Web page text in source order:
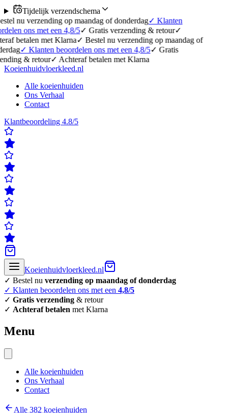
Tijdelijk verzendschema
op maandag of donderdag✓Klanten
een 4,8/5✓Gratis verzending & retour✓
met Klarna✓Bestel nu verzending op maandag of
beoordelen ons met een 4,8/5✓Gratis
✓ Achteraf betalen met Klarna
Koeienhuidvloerkleed.nl
Alle koeienhuiden
Ons Verhaal
Contact
Klantbeoordeling 4.8/5
Koeienhuidvloerkleed.nl
✓ Bestel nu verzending op maandag of donderdag
✓ Klanten beoordelen ons met een 4,8/5
✓ Gratis verzending & retour
✓ Achteraf betalen met Klarna
Menu
Alle koeienhuiden
Ons Verhaal
Contact
Alle 382 koeienhuiden